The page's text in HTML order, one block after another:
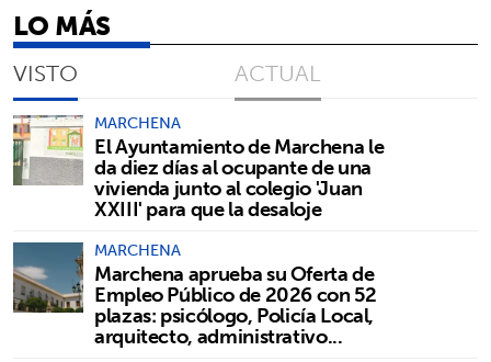
LO MÁS
VISTO ACTUAL
MARCHENA
El Ayuntamiento de Marchena le
da diez días al ocupante de una
vivienda junto al colegio 'Juan
XXIII' para que la desaloje
MARCHENA
Marchena aprueba su Oferta de
Empleo Público de 2026 con 52
plazas: psicólogo, Policía Local,
arquitecto, administrativo...